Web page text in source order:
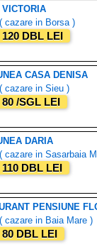
VICTORIA
( cazare in Borsa )
DBL LEI
CASA DENISA
( cazare in Sieu )
/SGL LEI
DARIA
( cazare in Sasarbaia
DBL LEI
PENSIUNE
( cazare in Baia Mare )
DBL LEI